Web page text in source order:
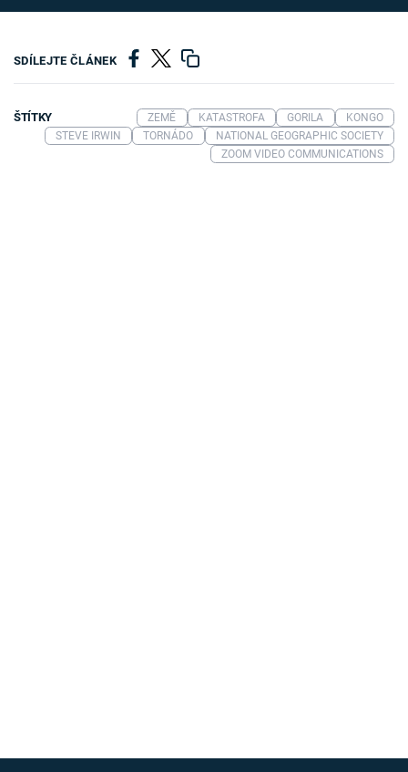
SDÍLEJTE ČLÁNEK
ŠTÍTKY ZEMĚ KATASTROFA GORILA
KONGO
STEVE IRWIN
TORNÁDO
NATIONAL GEOGRAPHIC SOCIETY
ZOOM VIDEO COMMUNICATIONS